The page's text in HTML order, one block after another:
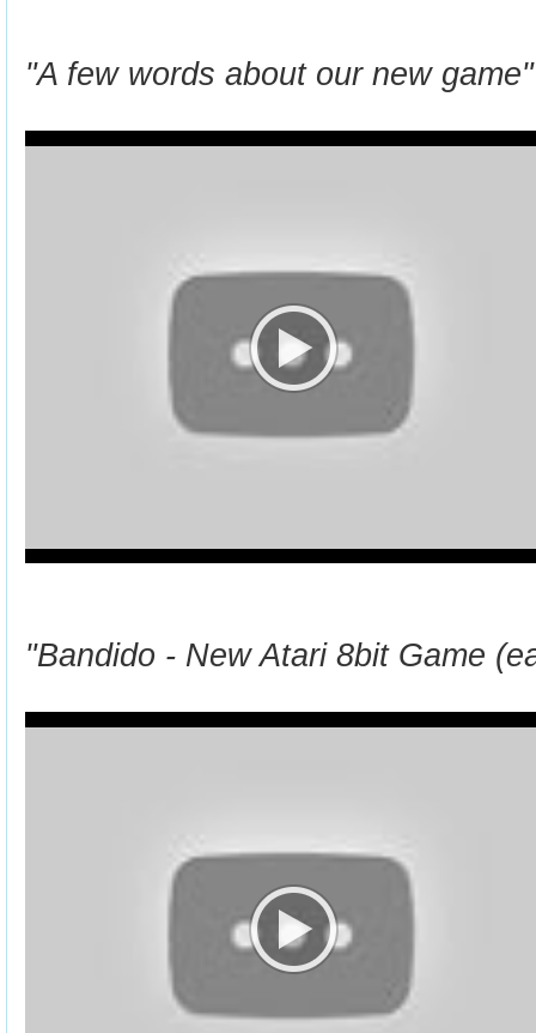
"A few words about our new game"
"Bandido - New Atari 8bit Game